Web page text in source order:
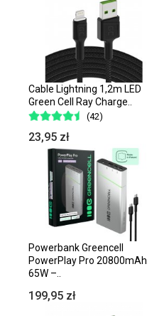
Cable Lightning 1,2m LED
Green Cell Ray Charge..
(42)
23,95 zł
Powerbank Greencell
PowerPlay Pro 20800mAh
65W –..
199,95 zł